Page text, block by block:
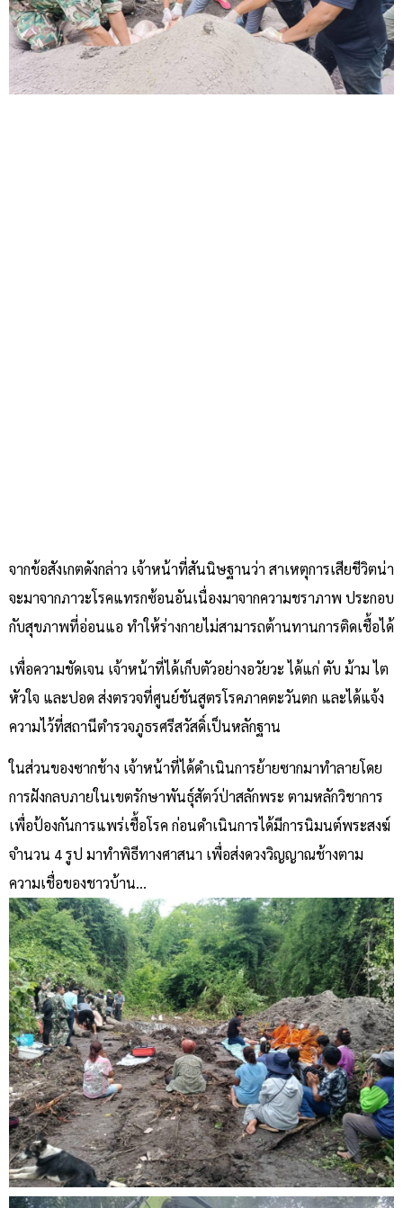
จากข้อสังเกตดังกล่าว เจ้าหน้าที่สันนิษฐานว่า สาเหตุการเสียชีวิตน่า
จะมาจากภาวะโรคแทรกซ้อนอันเนื่องมาจากความชราภาพ ประกอบ
กับสุขภาพที่อ่อนแอ ทำให้ร่างกายไม่สามารถต้านทานการติดเชื้อได้
เพื่อความชัดเจน เจ้าหน้าที่ได้เก็บตัวอย่างอวัยวะ ได้แก่ ตับ ม้าม ไต
หัวใจ และปอด ส่งตรวจที่ศูนย์ชันสูตรโรคภาคตะวันตก และได้แจ้ง
ความไว้ที่สถานีตำรวจภูธรศรีสวัสดิ์เป็นหลักฐาน
ในส่วนของซากช้าง เจ้าหน้าที่ได้ดำเนินการย้ายซากมาทำลายโดย
การฝังกลบภายในเขตรักษาพันธุ์สัตว์ป่าสลักพระ ตามหลักวิชาการ
เพื่อป้องกันการแพร่เชื้อโรค ก่อนดำเนินการได้มีการนิมนต์พระสงฆ์
จำนวน 4 รูป มาทำพิธีทางศาสนา เพื่อส่งดวงวิญญาณช้างตาม
ความเชื่อของชาวบ้าน…